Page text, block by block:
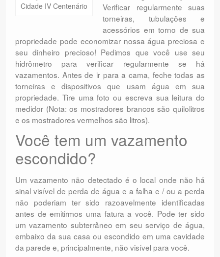
Cidade IV Centenário
Verificar regularmente suas
torneiras, tubulações e
acessórios em torno de sua
propriedade pode economizar nossa água preciosa e
seu dinheiro precioso! Pedimos que você use seu
hidrômetro para verificar regularmente se há
vazamentos. Antes de ir para a cama, feche todas as
torneiras e dispositivos que usam água em sua
propriedade. Tire uma foto ou escreva sua leitura do
medidor (Nota: os mostradores brancos são quilolitros
e os mostradores vermelhos são litros).
Você tem um vazamento
escondido?
Um vazamento não detectado é o local onde não há
sinal visível de perda de água e a falha e / ou a perda
não poderiam ter sido razoavelmente identificadas
antes de emitirmos uma fatura a você. Pode ter sido
um vazamento subterrâneo em seu serviço de água,
embaixo da sua casa ou escondido em uma cavidade
da parede e, principalmente, não visível para você.